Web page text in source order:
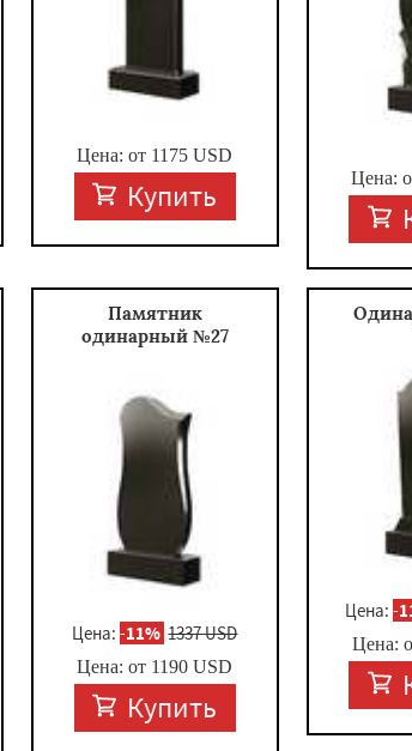
Цена: от 1175 USD
Купить Цена:
Памятник
одинарный №27
Цена:-11% 1337 USD
Цена: от 1190 USD
Купить
Цена:-
Цена: